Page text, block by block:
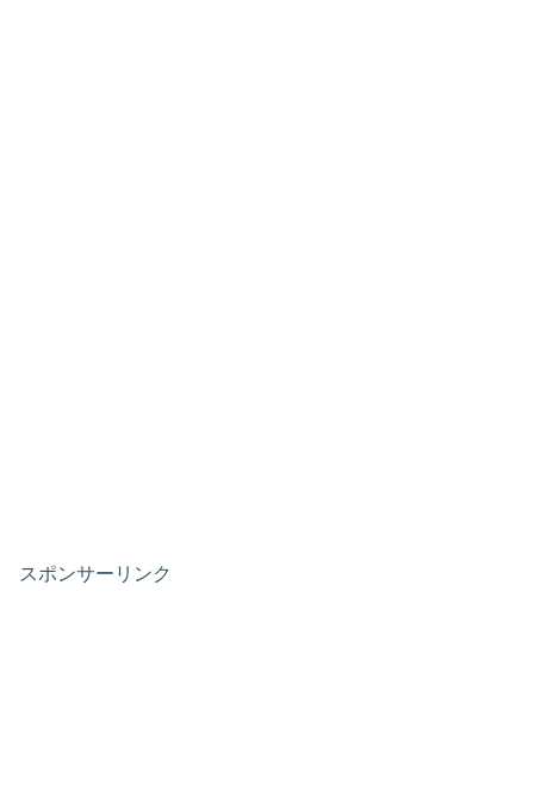
スポンサーリンク